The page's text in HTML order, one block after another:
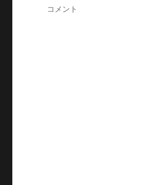
リ
Latent
コメント